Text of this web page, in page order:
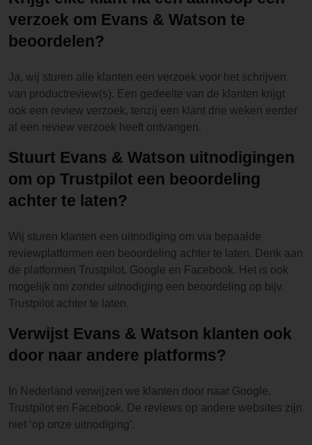
verzoek om Evans & Watson te
beoordelen?
Ja, wij sturen alle klanten een verzoek voor het schrijven
van productreview(s). Een gedeelte van de klanten krijgt
ook een review verzoek, tenzij een klant drie weken eerder
al een review verzoek heeft ontvangen.
Stuurt Evans & Watson uitnodigingen
om op Trustpilot een beoordeling
achter te laten?
Wij sturen klanten een uitnodiging om via bepaalde
reviewplatformen een beoordeling achter te laten. Denk aan
de platformen Trustpilot, Google en Facebook. Het is ook
mogelijk om zonder uitnodiging een beoordeling op bijv.
Trustpilot achter te laten.
Verwijst Evans & Watson klanten ook
door naar andere platforms?
In Nederland verwijzen we klanten door naar Google,
Trustpilot en Facebook. De reviews op andere websites zijn
niet ‘op onze uitnodiging’.